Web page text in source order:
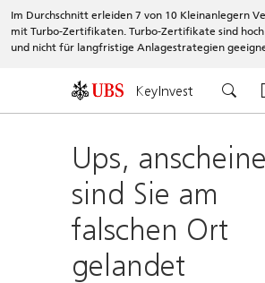
Im Durchschnitt erleiden 7 von 10 Kleinanlegern
mit Turbo-Zertifikaten. Turbo-Zertifikate sind
und nicht für langfristige Anlagestrategien
KeyInvest
Ups,
sind Sie am
falschen Ort
gelandet